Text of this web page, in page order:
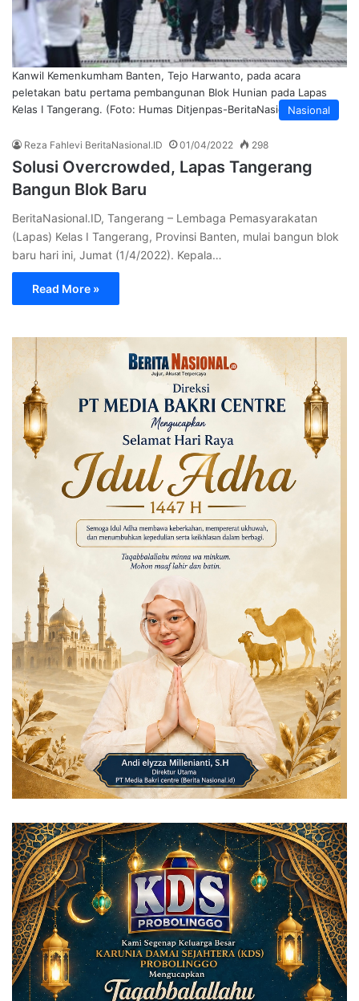
Nasional
Kanwil Kemenkumham Banten, Tejo Harwanto, pada acara
peletakan batu pertama pembangunan Blok Hunian pada Lapas
Kelas I Tangerang. (Foto: Humas Ditjenpas-BeritaNasional.ID)
Reza Fahlevi BeritaNasional.ID 01/04/2022 298
Solusi Overcrowded, Lapas Tangerang
Bangun Blok Baru
BeritaNasional.ID, Tangerang – Lembaga Pemasyarakatan
(Lapas) Kelas I Tangerang, Provinsi Banten, mulai bangun blok
baru hari ini, Jumat (1/4/2022). Kepala…
Read More »